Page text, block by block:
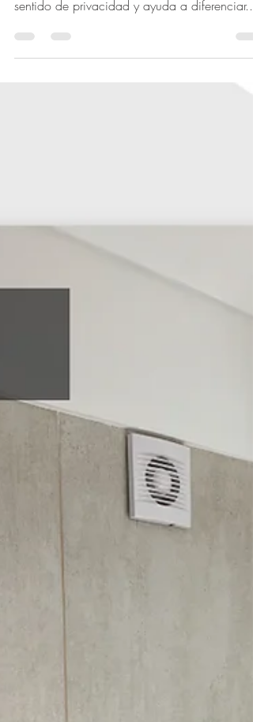
de decorarlo. Pero...¿Por qué? Nos da mayor
sentido de privacidad y ayuda a diferenciar...